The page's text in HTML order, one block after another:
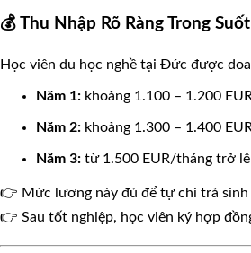
💰 Thu Nhập Rõ Ràng Trong
Học viên du học nghề tại Đức được
Năm 1: khoảng 1.100 – 1.200
Năm 2: khoảng 1.300 – 1.400
Năm 3: từ 1.500 EUR/tháng trở
👉 Mức lương này đủ để tự chi trả
👉 Sau tốt nghiệp, học viên ký hợp